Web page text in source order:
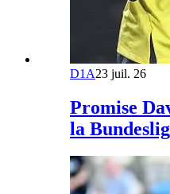
D1A23 juil. 26
Promise
la